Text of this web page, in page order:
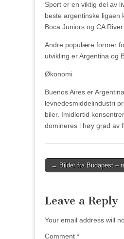
Sport er en viktig del av
beste argentinske ligaen
Boca Juniors og CA
Andre populære former
utvikling er Argentina og
Økonomi
Buenos Aires er
levnedesmiddelindustri
biler. Imidlertid
domineres i høy grad av
Post
← Bilder fra Budapest –
Leave a Reply
Your email address will
Comment *